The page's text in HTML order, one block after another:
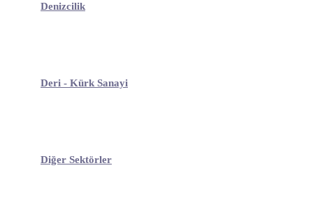
Denizcilik
Deri - Kürk Sanayi
Diğer Sektörler